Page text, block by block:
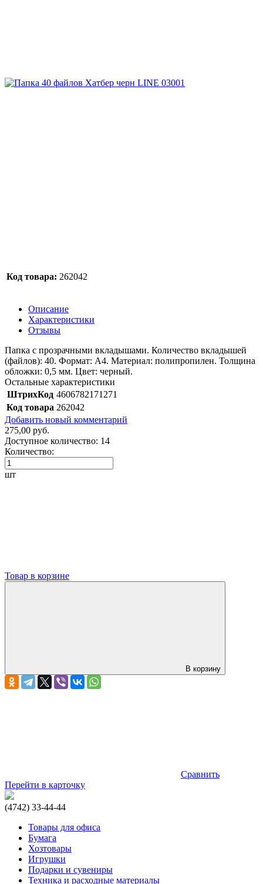
Код товара: 262042
Описание
Характеристики
Отзывы
Папка с прозрачными вкладышами. Количество вкладышей
(файлов): 40. Формат: А4. Материал: полипропилен. Толщина
обложки: 0,5 мм. Цвет: черный.
Остальные характеристики
ШтрихКод 4606782171271
Код товара 262042
Добавить новый комментарий
275,00 руб.
Доступное количество: 14
Количество:
шт
Товар в корзине
В корзину
Сравнить
Перейти в карточку
(4742) 33-44-44
Товары для офиса
Бумага
Хозтовары
Игрушки
Подарки и сувениры
Техника и расходные материалы